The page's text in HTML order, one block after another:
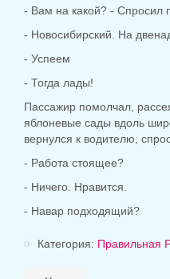
- Вам на какой? - Спросил
- Новосибирский. На
- Успеем
- Тогда лады!
Пассажир помолчал,
яблоневые сады вдоль
вернулся к водителю,
- Работа стоящее?
- Ничего. Нравится.
- Навар подходящий?
Категория: Правильная